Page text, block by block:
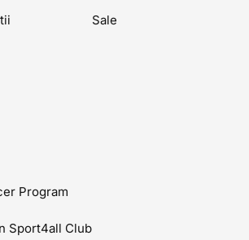
Sale
Program
Sport4all Club